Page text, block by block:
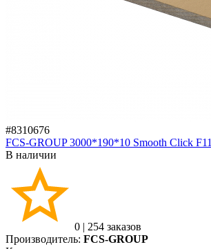
#8310676
FCS-GROUP 3000*190*10 Smooth Click F11
В наличии
0 | 254 заказов
Производитель: FCS-GROUP